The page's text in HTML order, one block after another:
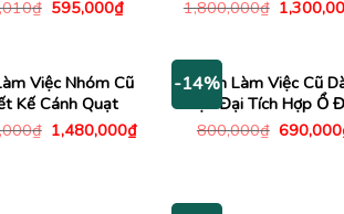
₫ Giá
595,000₫Giá
595,000₫.
1,800,000₫ Giá
gốc
Việc Nhóm Cũ
Kế Cánh Quạt
₫ Giá
gốc
1,480,000₫Giá
-14%Bàn Làm Việc Cũ
Hiện Đại Tích Hợp Ổ
800,000₫ Giá
690,000